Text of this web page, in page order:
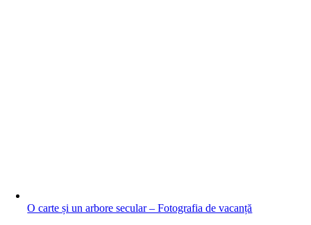
O carte și un arbore secular – Fotografia de vacanță